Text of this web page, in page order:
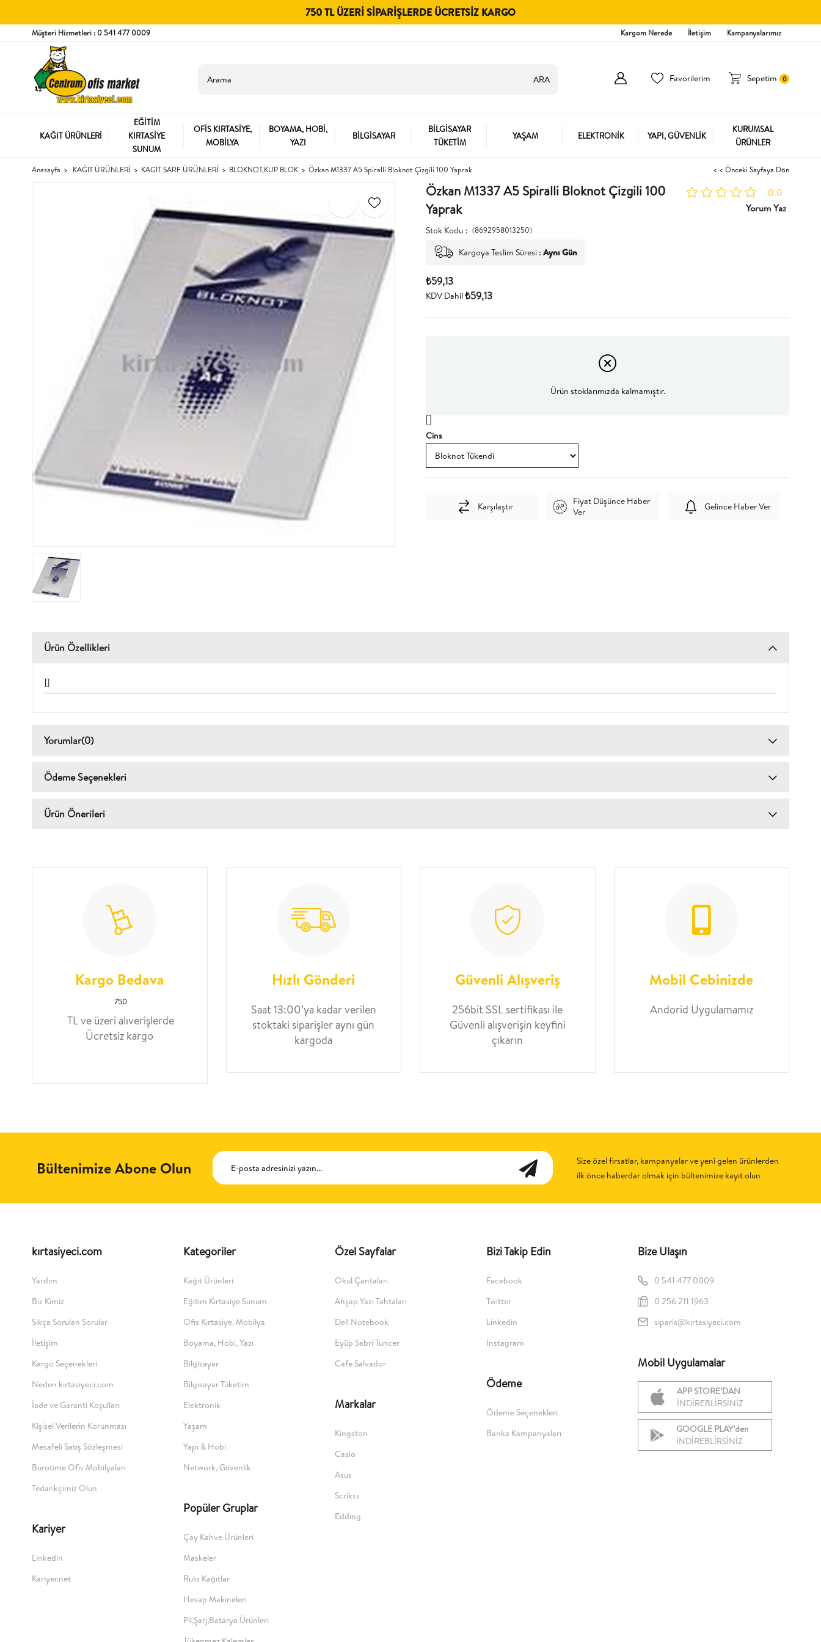
750 TL ÜZERI SIPARIŞLERDE ÜCRETSIZ KARGO
Müşteri Hizmetleri : 0 541 477 0009 Kargom Nerede İletişim Kampanyalarımız
Sepetim 0
Favorilerim
KAĞIT ÜRÜNLERİ
EĞİTİM
KIRTASİYE
SUNUM
OFİS KIRTASİYE,
MOBİLYA
BOYAMA, HOBİ,
YAZI
BİLGİSAYAR
BİLGİSAYAR
TÜKETİM
YAŞAM ELEKTRONİK YAPI, GÜVENLİK
KURUMSAL
ÜRÜNLER
Anasayfa KAĞIT ÜRÜNLERİ KAGIT SARF ÜRÜNLERİ BLOKNOT,KUP BLOK Özkan M1337 A5 Spiralli Bloknot Çizgili 100 Yaprak < < Önceki Sayfaya Dön
Özkan M1337 A5 Spiralli Bloknot Çizgili 100
Yaprak
0.0
Yorum Yaz
Stok Kodu (8692958013250)
Kargoya Teslim Süresi : Aynı Gün
₺59,13
KDV Dahil₺59,13
Ürün stoklarımızda kalmamıştır.
[]
Cins
Karşılaştır
Fiyat Düşünce Haber
Ver
Gelince Haber Ver
Ürün Özellikleri
[]
Yorumlar(0)
Ödeme Seçenekleri
Ürün Önerileri
Kargo Bedava
750
TL ve üzeri alıverişlerde
Ücretsiz kargo
Hızlı Gönderi
Saat 13:00’ya kadar verilen
stoktaki siparişler aynı gün
kargoda
Güvenli Alışveriş
256bit SSL sertifikası ile
Güvenli alışverişin keyfini
çıkarın
Mobil Cebinizde
Andorid Uygulamamız
Bültenimize Abone Olun
Size özel fırsatlar, kampanyalar ve yeni gelen ürünlerden
ilk önce haberdar olmak için bültenimize kayıt olun
kırtasiyeci.com
Yardım
Biz Kimiz
Sıkça Sorulan Sorular
İletişim
Kargo Seçenekleri
Neden kirtasiyeci.com
İade ve Garanti Koşulları
Kişisel Verilerin Korunması
Mesafeli Satış Sözleşmesi
Burotime Ofis Mobilyaları
Tedarikçimiz Olun
Kariyer
Linkedin
Kariyer.net
Kategoriler
Kağıt Ürünleri
Eğitim Kırtasiye Sunum
Ofis Kırtasiye, Mobilya
Boyama, Hobi, Yazı
Bilgisayar
Bilgisayar Tüketim
Elektronik
Yaşam
Yapı & Hobi
Network, Güvenlik
Popüler Gruplar
Çay Kahve Ürünleri
Maskeler
Rulo Kağıtlar
Hesap Makineleri
Pil,Şarj,Batarya Ürünleri
Özel Sayfalar
Okul Çantaları
Ahşap Yazı Tahtaları
Dell Notebook
Eyüp Sabri Tuncer
Cafe Salvador
Markalar
Kingston
Casio
Asus
Scrikss
Edding
Bizi Takip Edin
Facebook
Twitter
Linkedin
Instagram
Ödeme
Ödeme Seçenekleri
Banka Kampanyaları
Bize Ulaşın
0 541 477 0009
0 256 211 1963
siparis@kirtasiyeci.com
Mobil Uygulamalar
APP STORE’DAN
İNDİREBLİRSİNİZ
GOOGLE PLAY’den
İNDİREBLİRSİNİZ